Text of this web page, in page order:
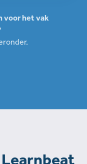
voor het vak